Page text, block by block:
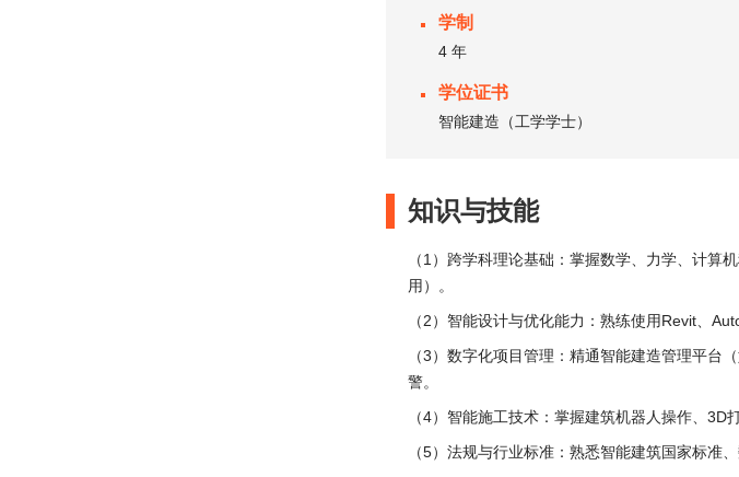
学制
4 年
学位证书
智能建造（工学学士）
知识与技能
（1）跨学科理论基础：掌握数学、力学、计算
用）。
（2）智能设计与优化能力：熟练使用Revit、
（3）数字化项目管理：精通智能建造管理平台
警。
（4）智能施工技术：掌握建筑机器人操作、3D
（5）法规与行业标准：熟悉智能建筑国家标准